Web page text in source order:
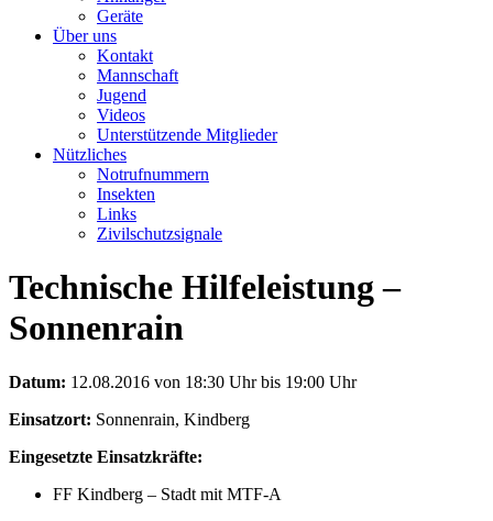
Geräte
Über uns
Kontakt
Mannschaft
Jugend
Videos
Unterstützende Mitglieder
Nützliches
Notrufnummern
Insekten
Links
Zivilschutzsignale
Technische Hilfeleistung –
Sonnenrain
Datum: 12.08.2016 von 18:30 Uhr bis 19:00 Uhr
Einsatzort: Sonnenrain, Kindberg
Eingesetzte Einsatzkräfte:
FF Kindberg – Stadt mit MTF-A